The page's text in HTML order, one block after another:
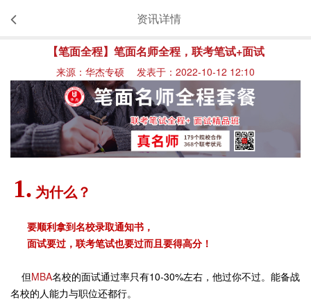
资讯详情
【笔面全程】笔面名师全程，联考笔试+面试
来源：华杰专硕 发表于：2022-10-12 12:10
1. 为什么？
要顺利拿到名校录取通知书，
面试要过，联考笔试也要过而且要得高分！
但MBA名校的面试通过率只有10-30%左右，他过你不过。能备战
名校的人能力与职位还都行。